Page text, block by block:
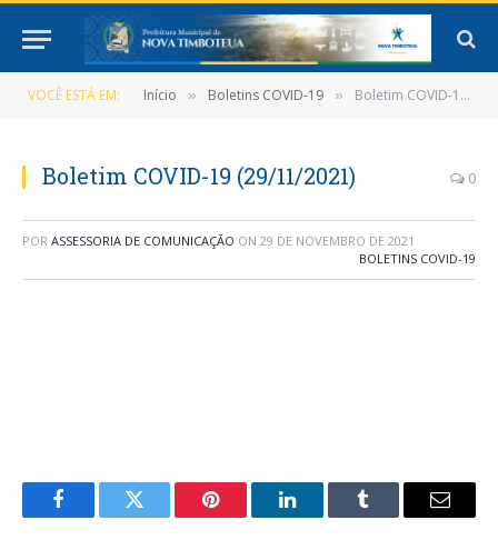
VOCÊ ESTÁ EM: Início » Boletins COVID-19 » Boletim COVID-19 (29/11/2021)
Boletim COVID-19 (29/11/2021) 0
POR ASSESSORIA DE COMUNICAÇÃO ON 29 DE NOVEMBRO DE 2021
BOLETINS COVID-19
FacebookTwitter Pinterest LinkedInTumblr
E-